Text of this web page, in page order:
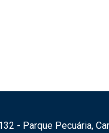
- Parque Pecuária,